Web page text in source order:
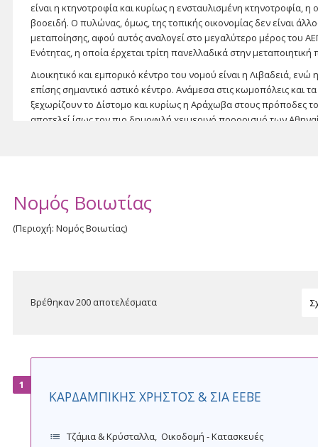
είναι η κτηνοτροφία και κυρίως η ενσταυλισμένη κτηνοτροφία,
βοοειδή. Ο πυλώνας, όμως, της τοπικής οικονομίας δεν είναι
μεταποίησης, αφού αυτός αναλογεί στο μεγαλύτερο μέρος του
Ενότητας, η οποία έρχεται τρίτη πανελλαδικά στην
Διοικητικό και εμπορικό κέντρο του νομού είναι η Λιβαδειά,
επίσης σημαντικό αστικό κέντρο. Ανάμεσα στις κωμοπόλεις και
ξεχωρίζουν το Δίστομο και κυρίως η Αράχωβα στους πρόποδες
αποτελεί ίσως τον πιο δημοφιλή χειμερινό προορισμό των
της Μονής του Οσίου Λουκά-, όμορφες παραλίες και παράκτιους
απόσταση από την Αθήνα και το καλό οδικό δίκτυο δημιουργούν
προϋποθέσεις για να τους εξερευνήσετε!
Νομός Βοιωτίας
(Περιοχή: Νομός Βοιωτίας)
Βρέθηκαν 200 αποτελέσματα
1
ΚΑΡΔΑΜΠΙΚΗΣ ΧΡΗΣΤΟΣ & ΣΙΑ ΕΕΒΕ
Τζάμια & Κρύσταλλα Οικοδομή - Κατασκευές